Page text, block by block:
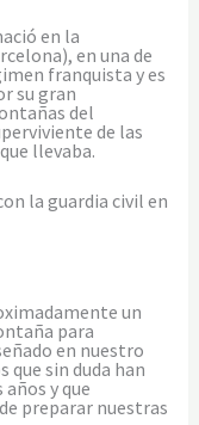
en la
en una de
franquista y es
su gran
del
de las
llevaba.
la guardia civil en
un
para
en nuestro
sin duda han
y que
preparar nuestras